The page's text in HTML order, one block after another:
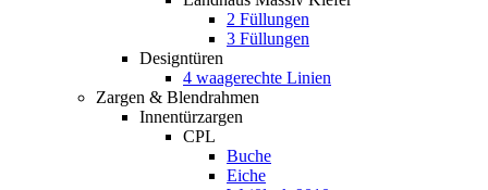
2 Füllungen
3 Füllungen
Designtüren
4 waagerechte Linien
Zargen & Blendrahmen
Innentürzargen
CPL
Buche
Eiche